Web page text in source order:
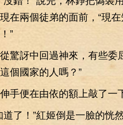
在兩個徒弟的面前，“現
”
訝中回過神來，有些委
個國家的人嗎？”
便在由依的額上敲了一
！”紅姬倒是一臉的恍然